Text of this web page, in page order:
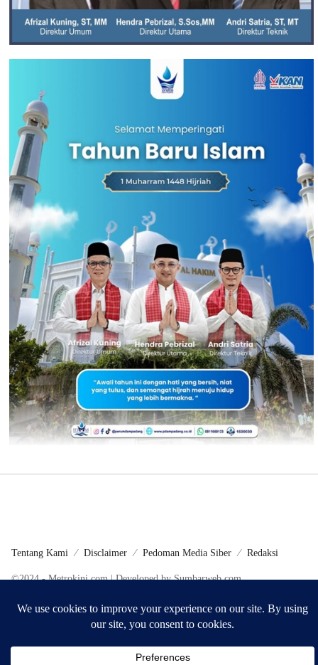
Tentang Kami Disclaimer Pedoman Media Siber Redaksi
©2024 - Metrokini.com | Developed by Sumbarweb.com